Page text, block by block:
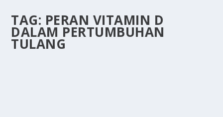
TAG: PERAN VITAMIN D
DALAM PERTUMBUHAN
TULANG